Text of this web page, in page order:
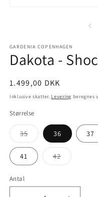
GARDENIA COPENHAGEN
Dakota -
Normalpris
1.499,00 DKK
Inklusive skatter. Levering beregnes
Størrelse
35Varianten
er
udsolgt
eller
utilgængelig
36 37
41 42Varianten
er
Antal